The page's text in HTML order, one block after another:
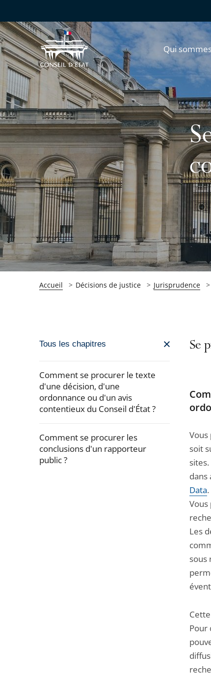
Qui
Accueil Décisions de justice Jurisprudence
Passer
navigation
de
l'article
pour
après
Tous les chapitres
Comment se procurer le texte
d'une décision, d'une
ordonnance ou d'un avis
contentieux du Conseil d'État ?
Comment se procurer les
conclusions d'un rapporteur
public ?
Se
soit
dans
Data.
Les
sous
Pour